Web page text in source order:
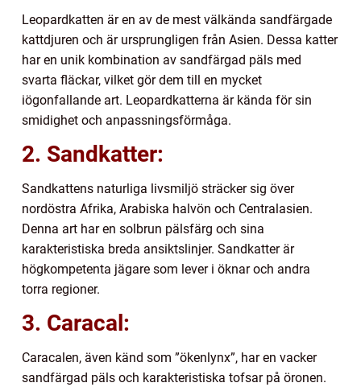
Leopardkatten är en av de mest välkända sandfärgade
kattdjuren och är ursprungligen från Asien. Dessa katter
har en unik kombination av sandfärgad päls med
svarta fläckar, vilket gör dem till en mycket
iögonfallande art. Leopardkatterna är kända för sin
smidighet och anpassningsförmåga.
2. Sandkatter:
Sandkattens naturliga livsmiljö sträcker sig över
nordöstra Afrika, Arabiska halvön och Centralasien.
Denna art har en solbrun pälsfärg och sina
karakteristiska breda ansiktslinjer. Sandkatter är
högkompetenta jägare som lever i öknar och andra
torra regioner.
3. Caracal:
Caracalen, även känd som ”ökenlynx”, har en vacker
sandfärgad päls och karakteristiska tofsar på öronen.